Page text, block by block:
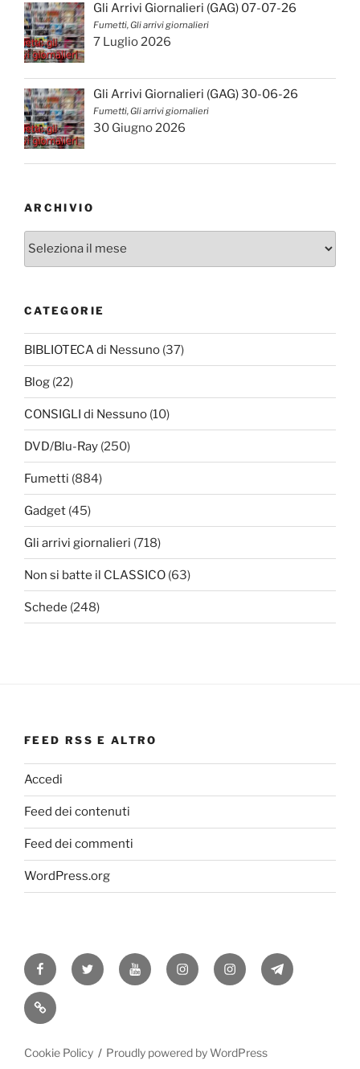
Gli Arrivi Giornalieri (GAG) 07-07-26
Fumetti, Gli arrivi giornalieri
7 Luglio 2026
Gli Arrivi Giornalieri (GAG) 30-06-26
Fumetti, Gli arrivi giornalieri
30 Giugno 2026
ARCHIVIO
Archivio
CATEGORIE
BIBLIOTECA di Nessuno (37)
Blog (22)
CONSIGLI di Nessuno (10)
DVD/Blu-Ray (250)
Fumetti (884)
Gadget (45)
Gli arrivi giornalieri (718)
Non si batte il CLASSICO (63)
Schede (248)
FEED RSS E ALTRO
Accedi
Feed dei contenuti
Feed dei commenti
WordPress.org
FacebookTwitter YoutubeInstagramInstagramTelegram
RSS
Cookie Policy Proudly powered by WordPress